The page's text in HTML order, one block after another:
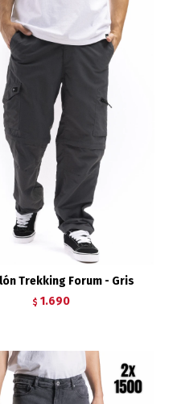
Trekking Forum - Gris
$ 1.690